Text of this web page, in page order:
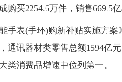
购买2254.6万件，销售669.5亿
表(手环)购新补贴实施方案
通讯器材类零售总额1594亿
类消费品增速中位列第一。